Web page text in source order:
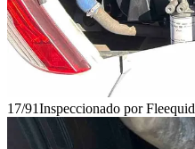
17/91Inspeccionado por Fleequid